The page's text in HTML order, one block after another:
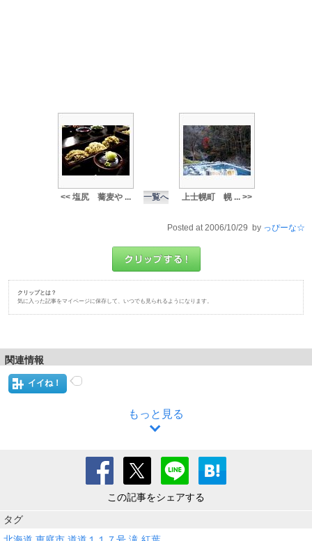
<< 塩尻 蕎麦や ... 一覧へ 上士幌町 幌 ... >>
Posted at 2006/10/29 by っぴーな☆
クリップとは？
気に入った記事をマイページに保存して、いつでも見られるようになります。
関連情報
イイね！
もっと見る
この記事をシェアする
タグ